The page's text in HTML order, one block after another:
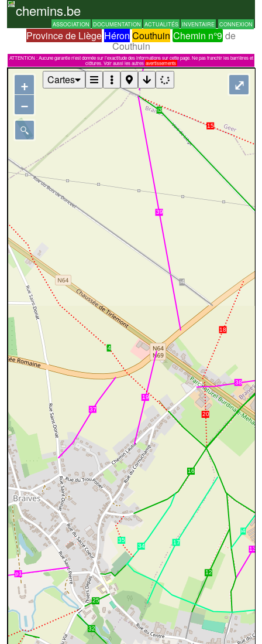
chemins.be
ASSOCIATION DOCUMENTATION ACTUALITÉS INVENTAIRE CONNEXION
Province de Liège Héron Couthuin Chemin n°9 de
Couthuin
ATTENTION : Aucune garantie n'est donnée sur l'exactitude des informations sur cette page. Ne pas franchir les barrières et
clôtures. Voir aussi les autres avertissements
+
−
⤢
Cartes